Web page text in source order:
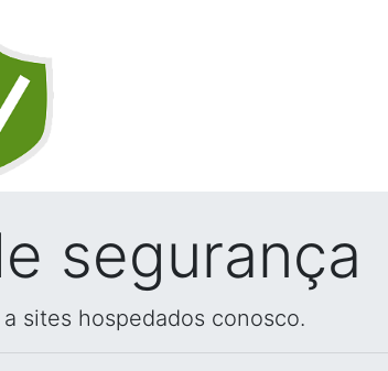
segurança
sites hospedados conosco.